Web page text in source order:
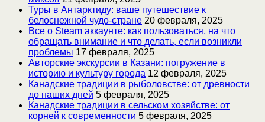
Туры в Антарктиду: ваше путешествие к
белоснежной чудо-стране 20 февраля, 2025
Все о Steam аккаунте: как пользоваться, на что
обращать внимание и что делать, если возникли
проблемы 17 февраля, 2025
Авторские экскурсии в Казани: погружение в
историю и культуру города 12 февраля, 2025
Канадские традиции в рыболовстве: от древности
до наших дней 5 февраля, 2025
Канадские традиции в сельском хозяйстве: от
корней к современности 5 февраля, 2025